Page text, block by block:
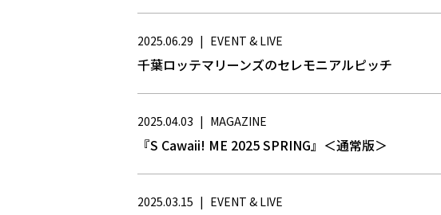
2025.06.29 | EVENT & LIVE
千葉ロッテマリーンズのセレモニアルピッチ
2025.04.03 | MAGAZINE
『S Cawaii! ME 2025 SPRING』＜通常版＞
2025.03.15 | EVENT & LIVE